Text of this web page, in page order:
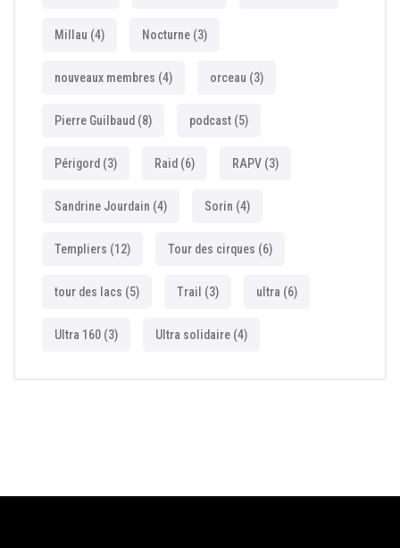
Millau (4) Nocturne (3)
nouveaux membres (4) orceau (3)
Pierre Guilbaud (8) podcast (5)
Périgord (3) Raid (6) RAPV (3)
Sandrine Jourdain (4) Sorin (4)
Templiers (12) Tour des cirques (6)
tour des lacs (5) Trail (3) ultra (6)
Ultra 160 (3) Ultra solidaire (4)